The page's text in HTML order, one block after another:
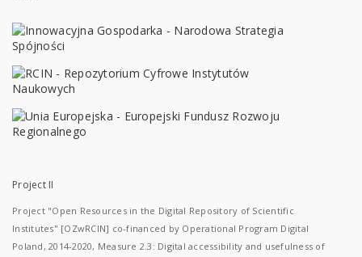
Project II
Project "Open Resources in the Digital Repository of Scientific
Institutes" [OZwRCIN] co-financed by Operational Program Digital
Poland, 2014-2020, Measure 2.3: Digital accessibility and usefulness of